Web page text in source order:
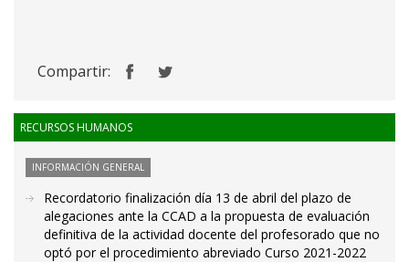
Compartir:
RECURSOS HUMANOS
INFORMACIÓN GENERAL
Recordatorio finalización día 13 de abril del plazo de
alegaciones ante la CCAD a la propuesta de evaluación
definitiva de la actividad docente del profesorado que no
optó por el procedimiento abreviado Curso 2021-2022